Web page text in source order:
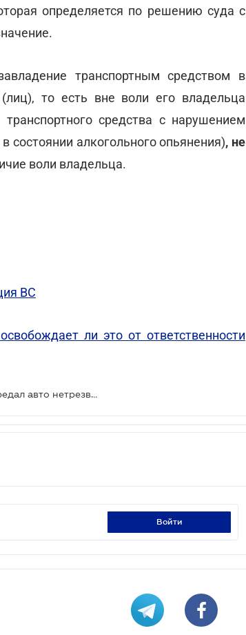
определяется по решению суда с
транспортным средством в
то есть вне воли его владельца
средства с нарушением
состоянии алкогольного опьянения), не
воли владельца.
ВС
ли это от ответственности
Владелец авто отвечает за вред, если сам передал авто нетрезвому водителю: ВС
войти